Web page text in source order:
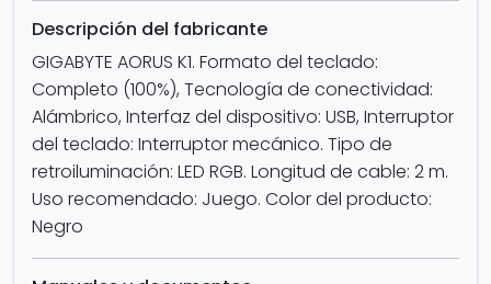
Descripción del fabricante
GIGABYTE AORUS K1. Formato del teclado:
Completo (100%), Tecnología de conectividad:
Alámbrico, Interfaz del dispositivo: USB, Interruptor
del teclado: Interruptor mecánico. Tipo de
retroiluminación: LED RGB. Longitud de cable: 2 m.
Uso recomendado: Juego. Color del producto:
Negro